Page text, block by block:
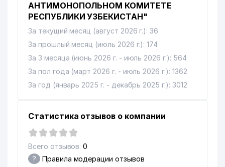
14
АКАДЕМИЧЕСКИЙ ЛИЦЕЙ ПРИ
ТАШКЕНТСКОМ
ГОСУДАРСТВЕННОМ
УНИВЕРСИТЕТЕ (ТашГЮИ)
15 МУЗЕЙ ОЛИМПИЙСКОЙ СЛАВЫ 584 м
16
АКАДЕМИЧЕСКИЙ ЛИЦЕЙ
УЗБЕКИСТАНА
602 м
17 AMAZON TOUR СП ООО
18 PAXTAKOR ЧП
АНТИМОНОПОЛЬНОМ КОМИТЕТЕ
РЕСПУБЛИКИ УЗБЕКИСТАН"
За текущий месяц (август 2026 г.): 36
За прошлый месяц (июль 2026 г.): 174
За 3 месяца (июнь 2026 г. - июль 2026 г.): 564
За пол года (март 2026 г. - июль 2026 г.): 1362
За год (январь 2025 г. - декабрь 2025 г.): 3012
Статистика отзывов о компании
Всего отзывов: 0
? Правила модерации отзывов